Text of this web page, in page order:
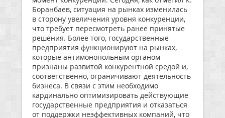
Боранбаев, ситуация на рынках изменилась
в сторону увеличения уровня конкуренции,
что требует пересмотреть ранее принятые
решения. Более того, государственные
предприятия функционируют на рынках,
которые антимонопольным органом
признаны развитой конкурентной средой и,
соответственно, ограничивают деятельность
бизнеса. В связи с этим необходимо
кардинально оптимизировать действующие
государственные предприятия и отказаться
от поддержки неэффективных компаний, что